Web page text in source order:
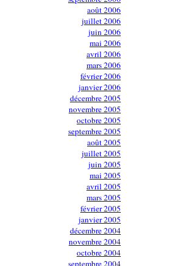
août 2006
juillet 2006
juin 2006
mai 2006
avril 2006
mars 2006
février 2006
janvier 2006
décembre 2005
novembre 2005
octobre 2005
septembre 2005
août 2005
juillet 2005
juin 2005
mai 2005
avril 2005
mars 2005
février 2005
janvier 2005
décembre 2004
novembre 2004
octobre 2004
septembre 2004